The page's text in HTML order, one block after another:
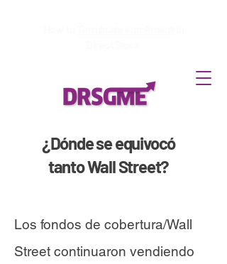
​¿Dónde se equivocó
tanto Wall Street?
Los fondos de cobertura/Wall
Street continuaron vendiendo